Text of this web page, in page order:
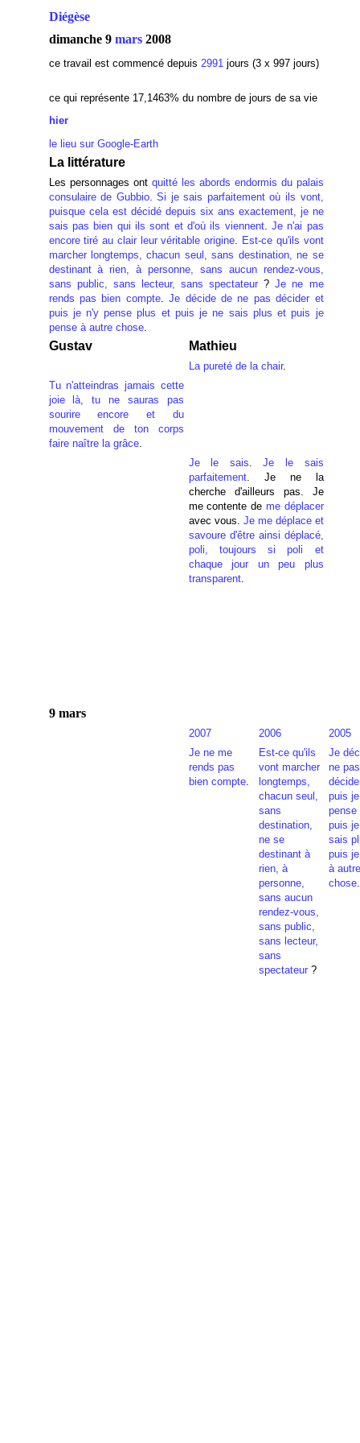
Diégèse
dimanche 9 mars2008
ce travail est commencé depuis 2991 jours (3 x 997 jours)
ce qui représente 17,1463% du nombre de jours de sa vie
hier
le lieu sur Google-Earth
La littérature
Les personnages ont quitté les abords endormis du palais
consulaire de Gubbio.Si je sais parfaitement où ils vont,
puisque cela est décidé depuis six ans exactement, je ne
sais pas bien qui ils sont et d'où ils viennent. Je n'ai pas
encore tiré au clair leur véritable origine. Est-ce qu'ils vont
marcher longtemps, chacun seul, sans destination, ne se
destinant à rien, à personne, sans aucun rendez-vous,
sans public, sans lecteur, sans spectateur ?Je ne me
rends pas bien compte.Je décide de ne pas décider et
puis je n'y pense plus et puis je ne sais plus et puis je
pense à autre chose.
Gustav Mathieu
La pureté de la chair.
Tu n'atteindras jamais cette
joie là, tu ne sauras pas
sourire encore et du
mouvement de ton corps
faire naître la grâce.
Je le sais.Je le sais
parfaitement. Je ne la
cherche d'ailleurs pas. Je
me contente de me déplacer
avec vous. Je me déplace et
savoure d'être ainsi déplacé,
poli, toujours si poli et
chaque jour un peu plus
transparent.
9 mars
2007 2006
2005
Je ne me
rends pas
bien compte.
Est-ce qu'ils
vont marcher
longtemps,
chacun seul,
sans
destination,
ne se
destinant à
rien, à
personne,
sans aucun
rendez-vous,
sans public,
sans lecteur,
sans
spectateur?
Je
ne pas
puis
pense
puis
sais
puis
à autre
chose.